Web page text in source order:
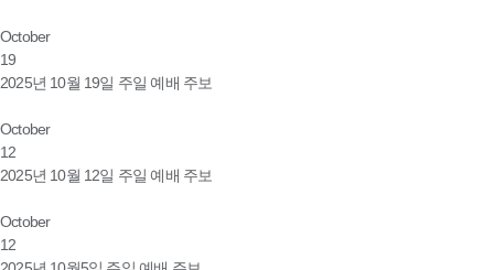
October
19
2025년 10월 19일 주일 예배 주보
October
12
2025년 10월 12일 주일 예배 주보
October
12